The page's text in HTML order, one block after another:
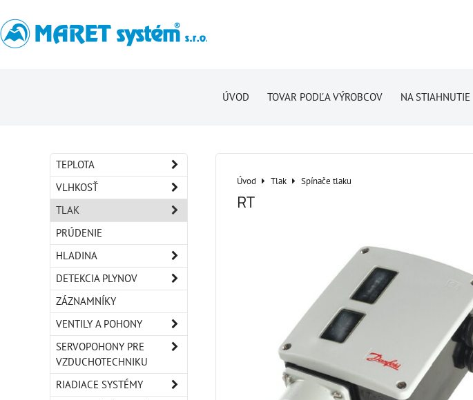
ÚVOD TOVAR PODĽA VÝROBCOV NA STIAHNUTIE
Úvod Tlak Spínače tlaku
RT
TEPLOTA
VLHKOSŤ
TLAK
PRÚDENIE
HLADINA
DETEKCIA PLYNOV
ZÁZNAMNÍKY
VENTILY A POHONY
SERVOPOHONY PRE
VZDUCHOTECHNIKU
RIADIACE SYSTÉMY